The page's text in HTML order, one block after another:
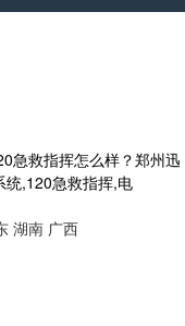
急救指挥怎么样？郑州迅
统,120急救指挥,电
湖南 广西